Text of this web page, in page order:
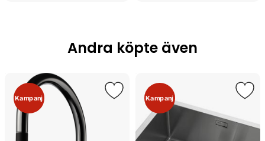
Andra köpte även
Kampanj Kampanj